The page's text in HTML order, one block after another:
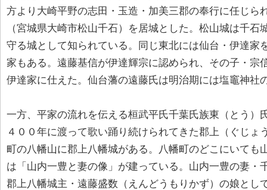
方より大崎平野の志田・玉造・加美三郡の奉行に任じら
（宮城県大崎市松山千石）を居城とした。松山城は千
守る城として知られている。同じ東北には仙台・伊達家
家もある。遠藤基信が伊達輝宗に認められ、その子・宗
伊達家に仕えた。仙台藩の遠藤氏は明治期には塩竈神社
一方、平家の流れを伝える桓武平氏千葉氏族東（とう）
４００年に渡って歌い踊り続けられてきた郡上（ぐじょ
町の八幡山に郡上八幡城がある。八幡町のどこにいても
は「山内一豊と妻の像」が建っている。山内一豊の妻・
郡上八幡城主・遠藤盛数（えんどうもりかず）の娘とし